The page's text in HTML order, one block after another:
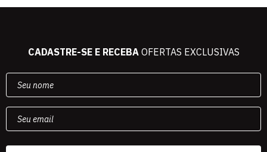
CADASTRE-SE E RECEBAOFERTAS EXCLUSIVAS